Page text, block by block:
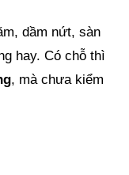
dầm nứt, sàn
hay. Có chỗ thì
, mà chưa kiểm